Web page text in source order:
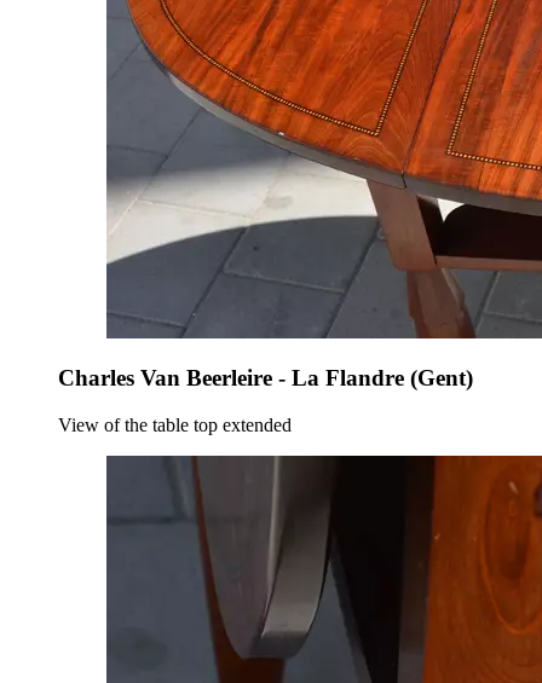
Charles Van Beerleire - La Flandre (Gent)
View of the table top extended